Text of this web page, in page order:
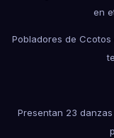
en
Pobladores de
Presentan 23